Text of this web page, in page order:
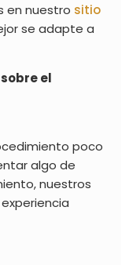
en nuestro sitio
se adapte a
el
poco
algo de
nuestros